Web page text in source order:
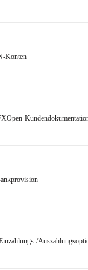
Konten